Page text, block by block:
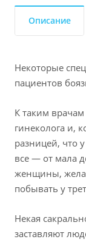
Описание
Некоторые
пациентов
К таким
гинеколога и,
разницей, что
все — от мала
женщины,
побывать у
Некая
заставляют